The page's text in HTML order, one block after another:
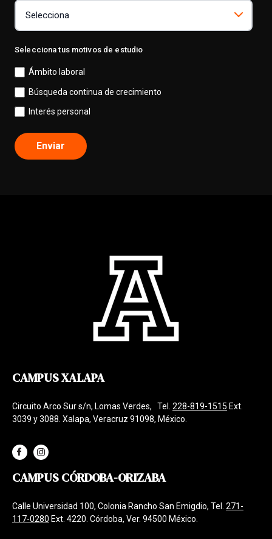
Selecciona tus motivos de estudio
Ámbito laboral
Búsqueda continua de crecimiento
Interés personal
CAMPUS XALAPA
Circuito Arco Sur s/n, Lomas Verdes, Tel. 228-819-1515 Ext.
3039 y 3088. Xalapa, Veracruz 91098, México.
CAMPUS CÓRDOBA-ORIZABA
Calle Universidad 100, Colonia Rancho San Emigdio, Tel. 271-
117-0280 Ext. 4220. Córdoba, Ver. 94500 México.